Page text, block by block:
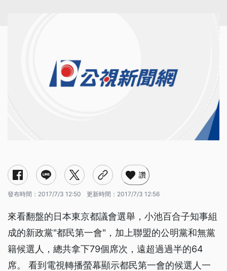
讚
發布時間： 2017/7/3 12:50 更新時間： 2017/7/3 12:56
來看翻盤的日本東京都議會選舉，小池百合子知事組
成的新政黨"都民第一會"，加上聯盟的公明黨和無黨
籍候選人，總共拿下79個席次，遠超過過半的64
席。 看到電視轉播螢幕顯示都民第一會的候選人一